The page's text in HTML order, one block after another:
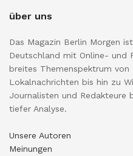
über uns
Das Magazin Berlin Morgen
Deutschland mit Online- und
breites Themenspektrum
Lokalnachrichten bis hin zu
Journalisten und Redakteure
tiefer Analyse.
Unsere Autoren
Meinungen